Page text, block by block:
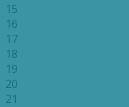
15
16
17
18
19
20
21